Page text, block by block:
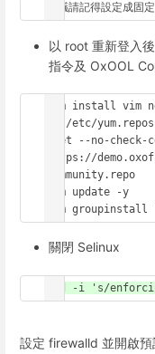
建議請記得設定成固
以 root 重新登入
指令及 OxOOL
yum install vim
cd /etc/
wget --no-
https://
community.repo
yum update -y
yum groupinstall
關閉 Selinux
sed -i 's/
設定 firewalld 並開啟